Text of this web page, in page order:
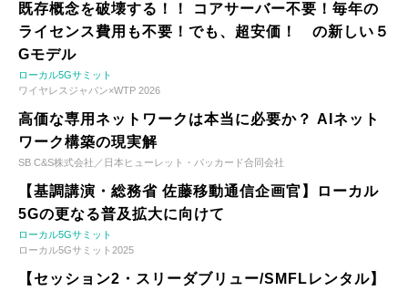
既存概念を破壊する！！ コアサーバー不要！毎年の
ライセンス費用も不要！でも、超安価！ の新しい５
Gモデル
ローカル5Gサミット
ワイヤレスジャパン×WTP 2026
高価な専用ネットワークは本当に必要か？ AIネット
ワーク構築の現実解
SB C&S株式会社／日本ヒューレット・パッカード合同会社
【基調講演・総務省 佐藤移動通信企画官】ローカル
5Gの更なる普及拡大に向けて
ローカル5Gサミット
ローカル5Gサミット2025
【セッション2・スリーダブリュー/SMFLレンタル】